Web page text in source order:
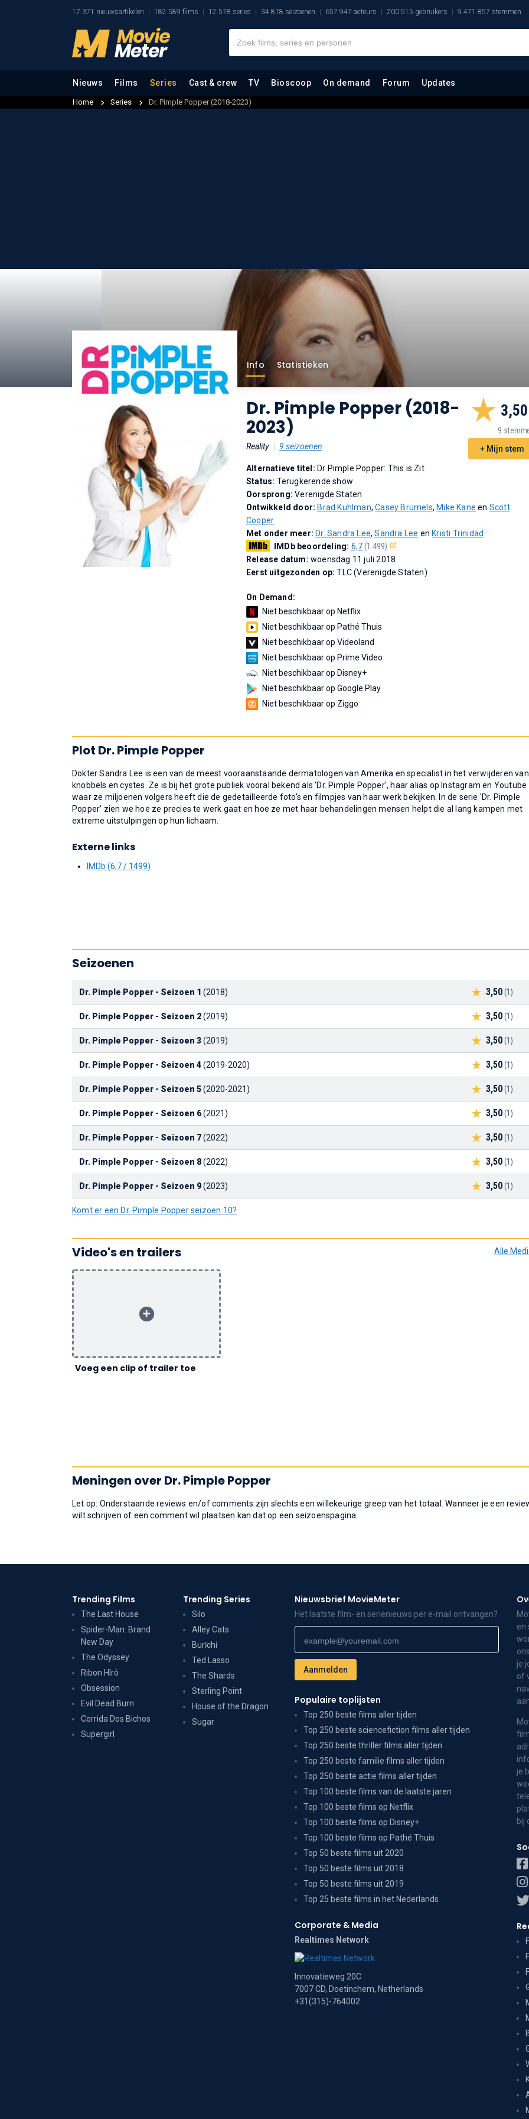
17.371 nieuwsartikelen 182.589 films 12.578 series 34.818 seizoenen 657.947 acteurs 200.515 gebruikers 9.471.857 stemmen
Nieuws Films Series Cast & crew TV Bioscoop On demand Forum Updates
Home Series Dr. Pimple Popper (2018-2023)
Info Statistieken
Dr. Pimple Popper (2018-
2023)
Reality 9 seizoenen
3,50
9
+ Mijn stem
Alternatieve titel: Dr Pimple Popper: This is Zit
Status: Terugkerende show
Oorsprong:Verenigde Staten
Ontwikkeld door: Brad Kuhlman,Casey Brumels, Mike Kane en Scott
Cooper
Met onder meer: Dr. Sandra Lee,Sandra Lee en Kristi Trinidad
IMDb beoordeling: 6,7(1.499)
Release datum: woensdag 11 juli 2018
Eerst uitgezonden op:TLC (Verenigde Staten)
On Demand:
Niet beschikbaar op Netflix
Niet beschikbaar op Pathé Thuis
Niet beschikbaar op Videoland
Niet beschikbaar op Prime Video
Niet beschikbaar op Disney+
Niet beschikbaar op Google Play
Niet beschikbaar op Ziggo
Plot Dr. Pimple Popper
Dokter Sandra Lee is een van de meest vooraanstaande dermatologen van Amerika en specialist in het verwijderen van
knobbels en cystes. Ze is bij het grote publiek vooral bekend als 'Dr. Pimple Popper', haar alias op Instagram en Youtube
waar ze miljoenen volgers heeft die de gedetailleerde foto’s en filmpjes van haar werk bekijken. In de serie 'Dr. Pimple
Popper' zien we hoe ze precies te werk gaat en hoe ze met haar behandelingen mensen helpt die al lang kampen met
extreme uitstulpingen op hun lichaam.
Externe links
IMDb (6,7 / 1499)
Seizoenen
3,50(1)
Dr. Pimple Popper - Seizoen 1 (2018)
3,50(1)
Dr. Pimple Popper - Seizoen 2(2019)
3,50(1)
Dr. Pimple Popper - Seizoen 3(2019)
3,50(1)
Dr. Pimple Popper - Seizoen 4(2019-2020)
3,50(1)
Dr. Pimple Popper - Seizoen 5(2020-2021)
3,50(1)
Dr. Pimple Popper - Seizoen 6(2021)
3,50(1)
Dr. Pimple Popper - Seizoen 7(2022)
3,50(1)
Dr. Pimple Popper - Seizoen 8(2022)
3,50(1)
Dr. Pimple Popper - Seizoen 9(2023)
Komt er een Dr. Pimple Popper seizoen 10?
Video's en trailers Alle
Voeg een clip of trailer toe
Meningen over Dr. Pimple Popper
Let op: Onderstaande reviews en/of comments zijn slechts een willekeurige greep van het totaal. Wanneer je een
wilt schrijven of een comment wil plaatsen kan dat op een seizoenspagina.
Trending Films
The Last House
Spider-Man: Brand
New Day
The Odyssey
Ribon Hîrô
Obsession
Evil Dead Burn
Corrida Dos Bichos
Supergirl
Trending Series
Silo
Alley Cats
Burīchi
Ted Lasso
The Shards
Sterling Point
House of the Dragon
Sugar
Nieuwsbrief MovieMeter
Het laatste film- en serienieuws per e-mail ontvangen?
Populaire toplijsten
Top 250 beste films aller tijden
Top 250 beste sciencefiction films aller tijden
Top 250 beste thriller films aller tijden
Top 250 beste familie films aller tijden
Top 250 beste actie films aller tijden
Top 100 beste films van de laatste jaren
Top 100 beste films op Netflix
Top 100 beste films op Disney+
Top 100 beste films op Pathé Thuis
Top 50 beste films uit 2020
Top 50 beste films uit 2018
Top 50 beste films uit 2019
Top 25 beste films in het Nederlands
Corporate & Media
Realtimes Network
Innovatieweg 20C
7007 CD, Doetinchem, Netherlands
+31(315)-764002
en
je
of
je
bij